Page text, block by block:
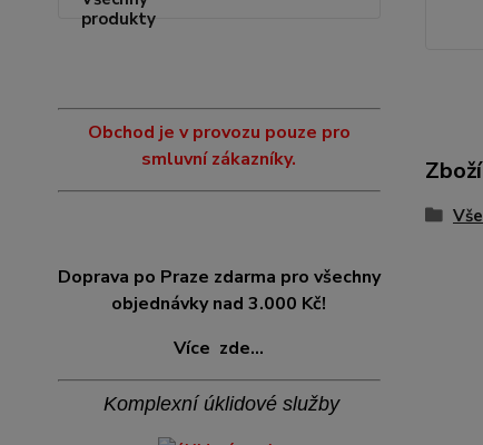
Obchod je v provozu pouze pro
smluvní zákazníky.
Doprava po Praze zdarma pro všechny
objednávky nad 3.000 Kč!
Více zde...
Komplexní úklidové služby